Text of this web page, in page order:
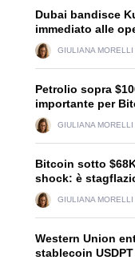
Dubai bandisce
immediato alle
GIULIANA MORELLI
Petrolio sopra
importante per
GIULIANA MORELLI
Bitcoin sotto
shock: è
GIULIANA MORELLI
Western Union
stablecoin